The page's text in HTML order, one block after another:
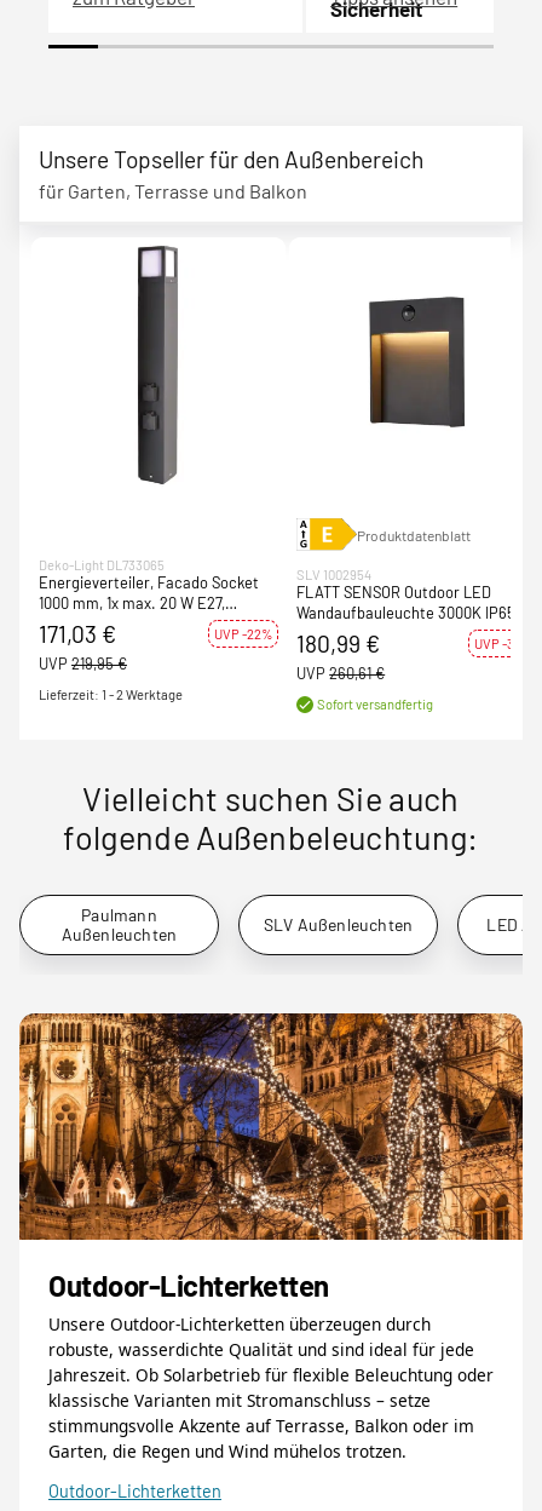
Sicherheit
Unsere Topseller für den Außenbereich
für Garten, Terrasse und Balkon
Deko-Light DL733065
Energieverteiler, Facado Socket
1000 mm, 1x max. 20 W E27,
Anthrazit, 220-240 V/AC, 50 / 60
Hz
171,03 € UVP -22%
UVP 219,95 €
Lieferzeit: 1 - 2 Werktage
Produktdatenblatt
SLV 1002954
FLATT SENSOR Outdoor LED
Wandaufbauleuchte 3000K IP65
anthrazit
180,99 € UVP -31%
UVP 260,61 €
Sofort versandfertig
Vielleicht suchen Sie auch
folgende Außenbeleuchtung:
Paulmann
Außenleuchten
SLV Außenleuchten LED
Outdoor-Lichterketten
Unsere Outdoor-Lichterketten überzeugen durch
robuste, wasserdichte Qualität und sind ideal für jede
Jahreszeit. Ob Solarbetrieb für flexible Beleuchtung oder
klassische Varianten mit Stromanschluss – setze
stimmungsvolle Akzente auf Terrasse, Balkon oder im
Garten, die Regen und Wind mühelos trotzen.
Outdoor-Lichterketten